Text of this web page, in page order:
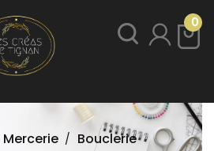
0
Mercerie Bouclerie